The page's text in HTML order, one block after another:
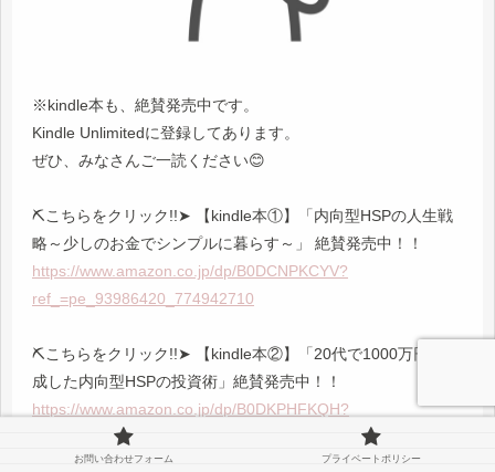
※kindle本も、絶賛発売中です。
Kindle Unlimitedに登録してあります。
ぜひ、みなさんご一読ください😊
⛏️こちらをクリック!!➤ 【kindle本①】「内向型HSPの人生戦
略～少しのお金でシンプルに暮らす～」 絶賛発売中！！
https://www.amazon.co.jp/dp/B0DCNPKCYV?
ref_=pe_93986420_774942710
⛏️こちらをクリック!!➤ 【kindle本②】「20代で1000万円を達
成した内向型HSPの投資術」絶賛発売中！！
https://www.amazon.co.jp/dp/B0DKPHFKQH?
ref_=pe_93986420_774942710
お問い合わせフォーム プライベートポリシー